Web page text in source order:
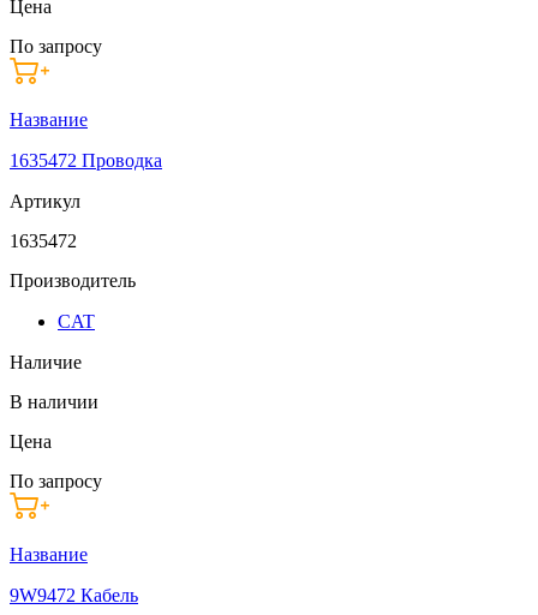
Цена
По запросу
Название
1635472 Проводка
Артикул
1635472
Производитель
CAT
Наличие
В наличии
Цена
По запросу
Название
9W9472 Кабель